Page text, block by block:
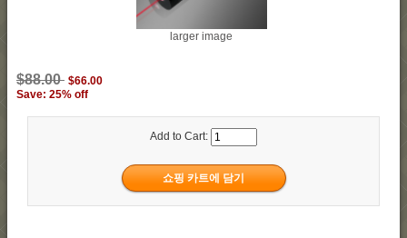
larger image
$88.00 $66.00
Save: 25% off
Add to Cart: